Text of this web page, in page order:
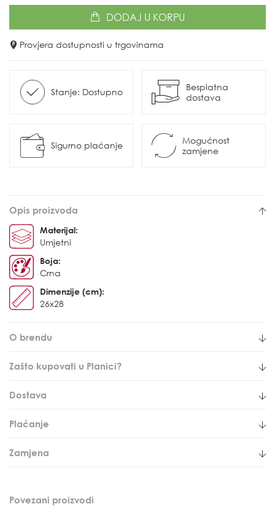
DODAJ U KORPU
Provjera dostupnosti u trgovinama
Stanje: Dostupno
Besplatna
dostava
Sigurno plaćanje
Mogućnost
zamjene
Opis proizvoda
Materijal:
Umjetni
Boja:
Crna
Dimenzije (cm):
26x28
O brendu
Zašto kupovati u Planici?
Dostava
Plaćanje
Zamjena
Povezani proizvodi